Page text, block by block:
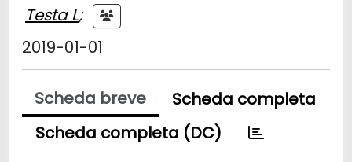
Testa L;
2019-01-01
Scheda breve
Scheda completa
Scheda completa (DC)